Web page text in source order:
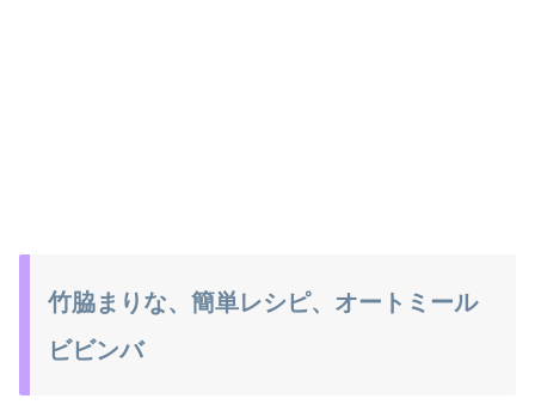
竹脇まりな、簡単レシピ、オートミール
ビビンバ